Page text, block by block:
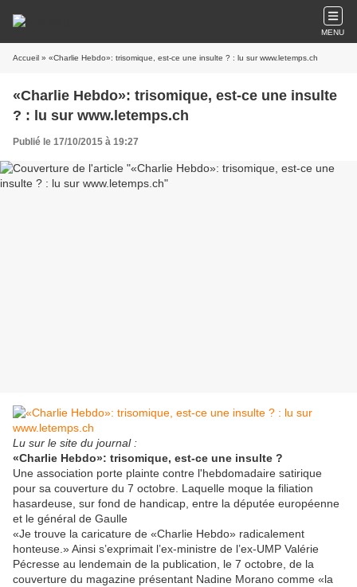
MENU
Accueil » «Charlie Hebdo»: trisomique, est-ce une insulte ? : lu sur www.letemps.ch
«Charlie Hebdo»: trisomique, est-ce une insulte
? : lu sur www.letemps.ch
Publié le 17/10/2015 à 19:27
Lu sur le site du journal :
«Charlie Hebdo»: trisomique, est-ce une insulte ?
Une association porte plainte contre l'hebdomadaire satirique
pour sa couverture du 7 octobre. Laquelle moque la filiation
hasardeuse, sur fond de handicap, entre la députée européenne
et le général de Gaulle
«Je trouve la caricature de «Charlie Hebdo» radicalement
honteuse.» Ainsi s’exprimait l’ex-ministre de l’ex-UMP Valérie
Pécresse au lendemain de la publication, le 7 octobre, de la
couverture du magazine présentant Nadine Morano comme «la